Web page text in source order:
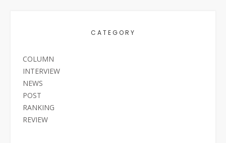
CATEGORY
COLUMN
INTERVIEW
NEWS
POST
RANKING
REVIEW